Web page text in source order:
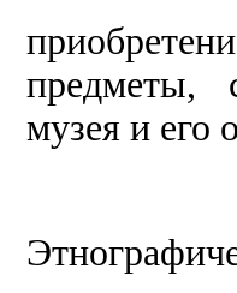
предметы,
музея и его